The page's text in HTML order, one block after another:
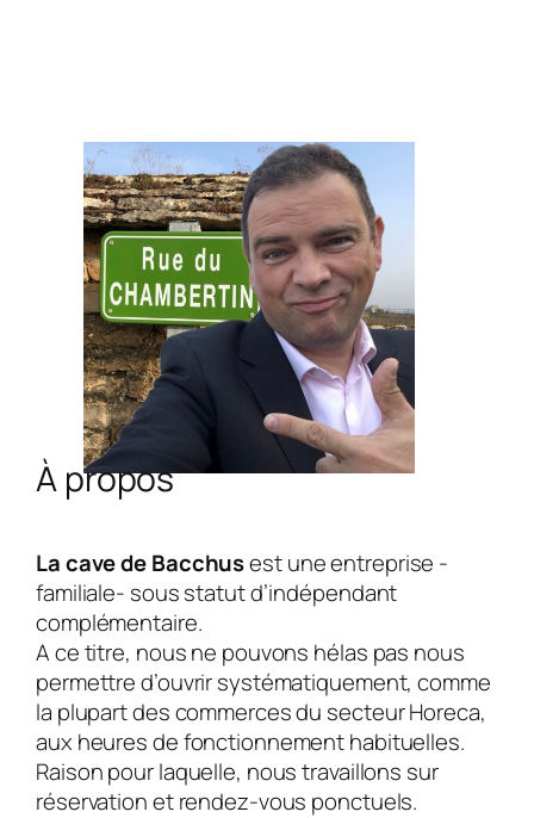
À propos
La cave de Bacchusest une entreprise -
familiale- sous statut d’indépendant
complémentaire.
A ce titre, nous ne pouvons hélas pas nous
permettre d’ouvrir systématiquement, comme
la plupart des commerces du secteur Horeca,
aux heures de fonctionnement habituelles.
Raison pour laquelle, nous travaillons sur
réservation et rendez-vous ponctuels.